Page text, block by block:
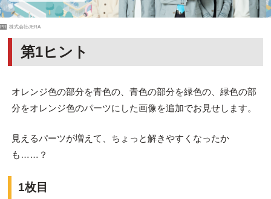
PR 株式会社JERA
第1ヒント
オレンジ色の部分を青色の、青色の部分を緑色の、緑色の部
分をオレンジ色のパーツにした画像を追加でお見せします。
見えるパーツが増えて、ちょっと解きやすくなったか
も……？
1枚目